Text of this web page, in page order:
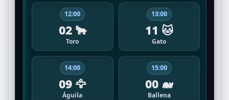
12:00
02 🐂
Toro
13:00
11 🐱
Gato
14:00
09 🦅
Águila
15:00
00 🐋
Ballena